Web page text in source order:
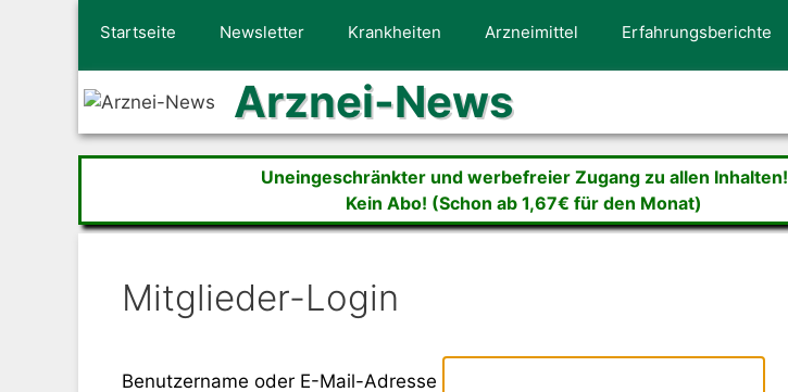
Startseite Newsletter Krankheiten Arzneimittel Erfahrungsberichte
Arznei-News
Uneingeschränkter und werbefreier Zugang zu allen Inhalten!
Kein Abo! (Schon ab 1,67€ für den Monat)
Mitglieder-Login
Benutzername oder E-Mail-Adresse